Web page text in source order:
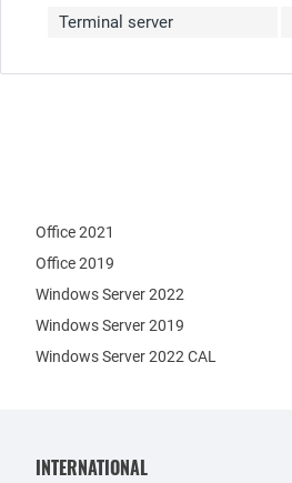
Terminal server
Office 2021
Office 2019
Windows Server 2022
Windows Server 2019
Windows Server 2022 CAL
INTERNATIONAL